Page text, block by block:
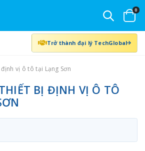
0
Trở thành đại lý TechGlobal
vị ô tô tại Lạng Sơn
BỊ ĐỊNH VỊ Ô TÔ